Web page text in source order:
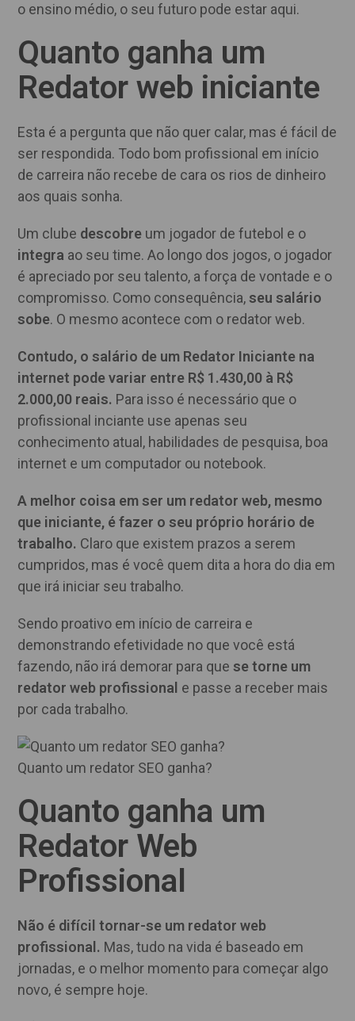
o ensino médio, o seu futuro pode estar aqui.
Quanto ganha um
Redator web iniciante
Esta é a pergunta que não quer calar, mas é fácil de
ser respondida. Todo bom profissional em início
de carreira não recebe de cara os rios de dinheiro
aos quais sonha.
Um clube descobre um jogador de futebol e o
integra ao seu time. Ao longo dos jogos, o jogador
é apreciado por seu talento, a força de vontade e o
compromisso. Como consequência,seu salário
sobe. O mesmo acontece com o redator web.
Contudo, o salário de um Redator Iniciante na
internet pode variar entre R$ 1.430,00 à R$
2.000,00 reais. Para isso é necessário que o
profissional inciante use apenas seu
conhecimento atual, habilidades de pesquisa, boa
internet e um computador ou notebook.
A melhor coisa em ser um redator web, mesmo
que iniciante, é fazer o seu próprio horário de
trabalho. Claro que existem prazos a serem
cumpridos, mas é você quem dita a hora do dia em
que irá iniciar seu trabalho.
Sendo proativo em início de carreira e
demonstrando efetividade no que você está
fazendo, não irá demorar para quese torne um
redator web profissional e passe a receber mais
por cada trabalho.
Quanto um redator SEO ganha?
Quanto ganha um
Redator Web
Profissional
Não é difícil tornar-se um redator web
profissional. Mas, tudo na vida é baseado em
jornadas, e o melhor momento para começar algo
novo, é sempre hoje.